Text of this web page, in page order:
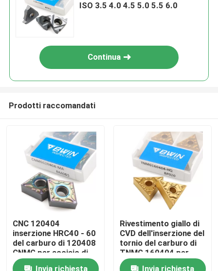
Casa
Prodotti
ISO 3.5 4.0 4.5 5.0 5.5 6.0
Continua
Prodotti raccomandati
CNC 120404
inserzione HRC40 - 60
del carburo di 120408
CNMG per acciaio di
giro
Invia richiesta
Rivestimento giallo di
CVD dell'inserzione del
tornio del carburo di
TNMG 160404 per
l'acciaio
Invia richiesta